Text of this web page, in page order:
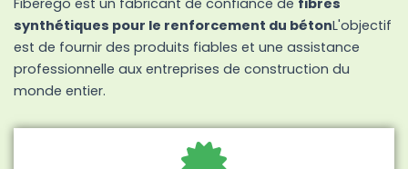
Fiberego est un fabricant de confiance de fibres
synthétiques pour le renforcement du bétonL'objectif
est de fournir des produits fiables et une assistance
professionnelle aux entreprises de construction du
monde entier.